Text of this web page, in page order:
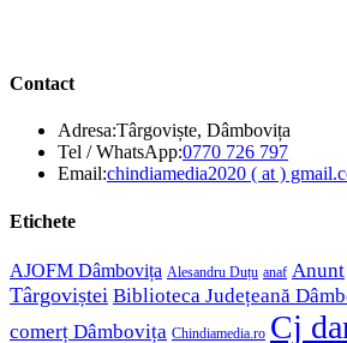
Contact
Adresa:Târgoviște, Dâmbovița
Tel / WhatsApp:0770 726 797Opens
in
Email:chindiamedia2020 ( at )
Etichete
AJOFM Dâmbovița Alesandru Duțu anaf Anunt
Târgoviștei Biblioteca Județeană
comerț Dâmbovița Chindiamedia.ro Cj